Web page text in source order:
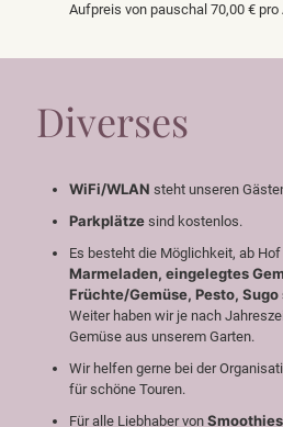
Aufpreis von pauschal 70,00 €
Diverses
WiFi/WLAN steht unseren
Parkplätze sind kostenlos.
Es besteht die Möglichkeit, ab
Marmeladen, eingelegtes
Früchte/Gemüse, Pesto, Sugo
Weiter haben wir je nach
Gemüse aus unserem Garten.
Wir helfen gerne bei der
für schöne Touren.
Für alle Liebhaber von